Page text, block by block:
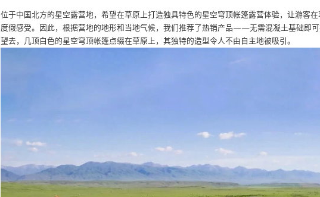
位于中国北方的星空露营地，希望在草原上打造独具特色的星空穹顶帐篷露营体验，让游客
度假感受。因此，根据营地的地形和当地气候，我们推荐了热销产品——无需混凝土基础即
望去，几顶白色的星空穹顶帐篷点缀在草原上，其独特的造型令人不由自主地被吸引。